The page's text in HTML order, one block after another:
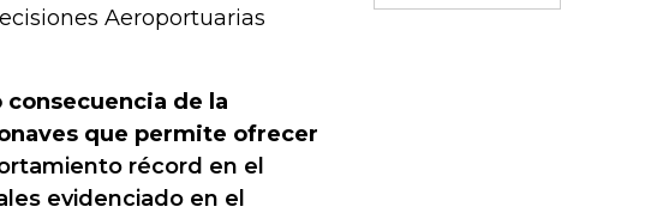
Aeroportuarias
de la
que permite ofrecer
récord en el
evidenciado en el